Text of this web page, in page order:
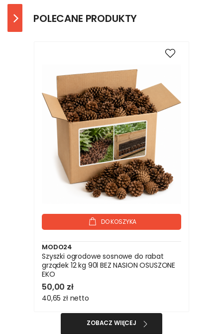
POLECANE PRODUKTY
DO KOSZYKA
MODO24
Szyszki ogrodowe sosnowe do rabat
grządek 12 kg 90l BEZ NASION OSUSZONE
EKO
50,00 zł
40,65 zł netto
ZOBACZ WIĘCEJ